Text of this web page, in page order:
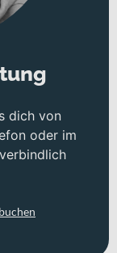
dich von
oder im